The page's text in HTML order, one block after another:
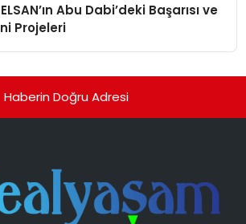
Abu Dabi’deki Başarısı ve
Projeleri
Haberin Doğru Adresi